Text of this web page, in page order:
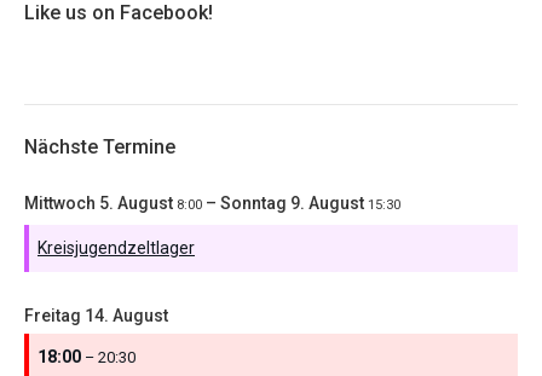
Like us on Facebook!
Nächste Termine
Mittwoch 5. August 8:00 – Sonntag 9. August 15:30
Kreisjugendzeltlager
Freitag 14. August
18:00 – 20:30